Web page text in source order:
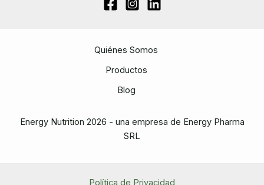
Quiénes Somos
Productos
Blog
Energy Nutrition 2026 - una empresa de Energy Pharma
SRL
Política de Privacidad